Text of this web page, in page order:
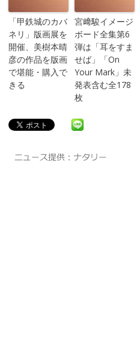
「甲鉄城のカバ
ネリ」版画展を
開催、美樹本晴
彦の作品を版画
で堪能・購入で
きる
宮﨑駿イメージ
ボード全集第6
弾は「耳をすま
せば」「On
Your Mark」未
発表含む全178
枚